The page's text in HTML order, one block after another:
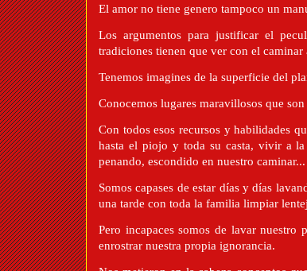
El amor no tiene genero tampoco un
Los argumentos para justificar el
tradiciones tienen que ver con el caminar
Tenemos imagines de la superficie del
Conocemos lugares maravillosos que
Con todos esos recursos y habilidades
hasta el piojo y toda su casta, vivir a
penando, escondido en nuestro caminar...
Somos capases de estar días y días
una tarde con toda la familia limpiar
Pero incapaces somos de lavar
enrostrar nuestra propia ignorancia.